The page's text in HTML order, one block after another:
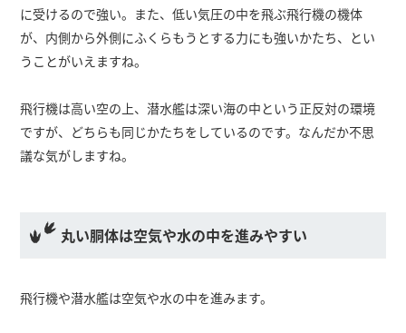
に受けるので強い。また、低い気圧の中を飛ぶ飛行機の機体
が、内側から外側にふくらもうとする力にも強いかたち、とい
うことがいえますね。
飛行機は高い空の上、潜水艦は深い海の中という正反対の環境
ですが、どちらも同じかたちをしているのです。なんだか不思
議な気がしますね。
丸い胴体は空気や水の中を進みやすい
飛行機や潜水艦は空気や水の中を進みます。